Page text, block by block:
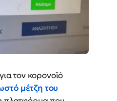
τον κορονοϊό
μέτζη του